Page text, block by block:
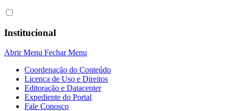
Institucional
Abrir Menu Fechar Menu
Coordenação do Conteúdo
Licença de Uso e Direitos
Editoração e Datacenter
Expediente do Portal
Fale Conosco